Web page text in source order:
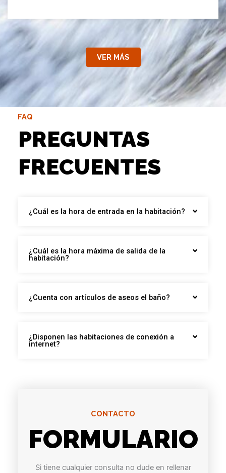
VER MÁS
FAQ
PREGUNTAS
FRECUENTES
¿Cuál es la hora de entrada en la habitación?
¿Cuál es la hora máxima de salida de la
habitación?
¿Cuenta con artículos de aseos el baño?
¿Disponen las habitaciones de conexión a
internet?
CONTACTO
FORMULARIO
Si tiene cualquier consulta no dude en rellenar